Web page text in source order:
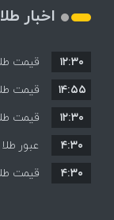
اخبار
قیمت
۱۲:۳۰
۱۴:۵۵
قیمت
۱۲:۳۰
عبور
۴:۳۰
قیمت طلا
۴:۳۰